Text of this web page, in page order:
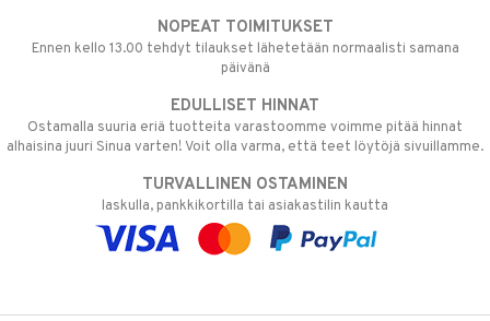
NOPEAT TOIMITUKSET
Ennen kello 13.00 tehdyt tilaukset lähetetään normaalisti samana
päivänä
EDULLISET HINNAT
Ostamalla suuria eriä tuotteita varastoomme voimme pitää hinnat
alhaisina juuri Sinua varten! Voit olla varma, että teet löytöjä sivuillamme.
TURVALLINEN OSTAMINEN
laskulla, pankkikortilla tai asiakastilin kautta